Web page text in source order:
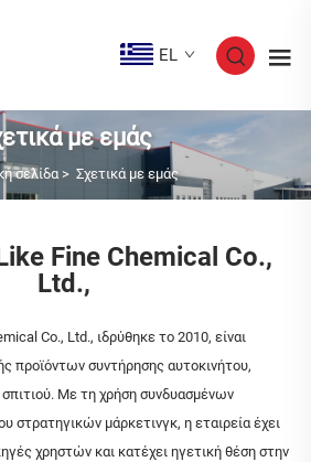
EL
με εμάς
σελίδα> Σχετικά με εμάς
Fine Chemical Co.,
Ltd.,
Co., Ltd., ιδρύθηκε το 2010, είναι
προϊόντων συντήρησης αυτοκινήτου,
Με τη χρήση συνδυασμένων
στρατηγικών μάρκετινγκ, η εταιρεία έχει
χρηστών και κατέχει ηγετική θέση στην